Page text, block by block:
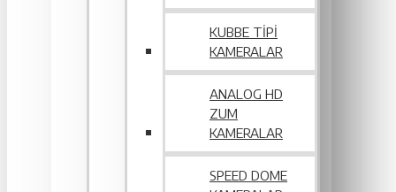
KUBBE TIPI
KAMERALAR
ANALOG HD
ZUM
KAMERALAR
SPEED DOME